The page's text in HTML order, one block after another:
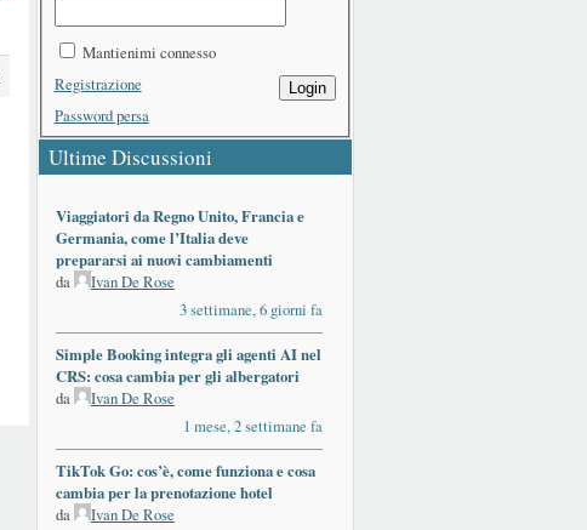
Mantienimi connesso
Login
Registrazione
Password persa
Ultime Discussioni
Viaggiatori da Regno Unito, Francia e
Germania, come l’Italia deve
prepararsi ai nuovi cambiamenti
da
Ivan De Rose
3 settimane, 6 giorni fa
Simple Booking integra gli agenti AI nel
CRS: cosa cambia per gli albergatori
da
Ivan De Rose
1 mese, 2 settimane fa
TikTok Go: cos’è, come funziona e cosa
cambia per la prenotazione hotel
da
Ivan De Rose